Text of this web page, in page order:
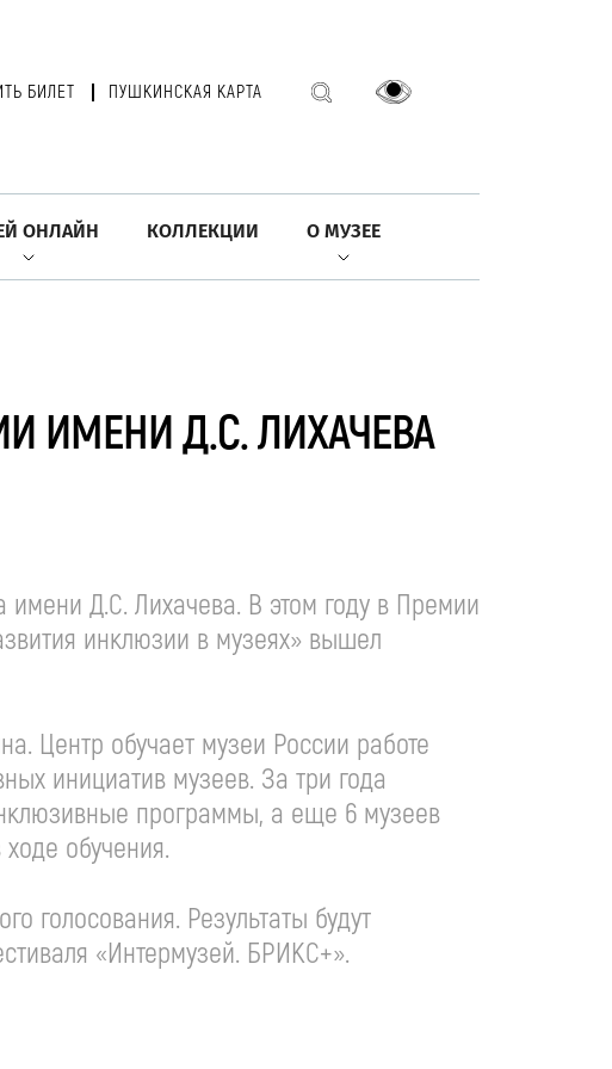
БИЛЕТ ПУШКИНСКАЯ КАРТА
ОНЛАЙН КОЛЛЕКЦИИ О МУЗЕЕ
ИМЕНИ Д.С. ЛИХАЧЕВА
имени Д.С. Лихачева. В этом году в Премии
инклюзии в музеях» вышел
Центр обучает музеи России работе
инициатив музеев. За три года
программы, а еще 6 музеев
обучения.
голосования. Результаты будут
«Интермузей. БРИКС+».